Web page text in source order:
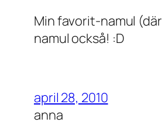
Min favorit-namul
namul också! :D
april 28, 2010
anna